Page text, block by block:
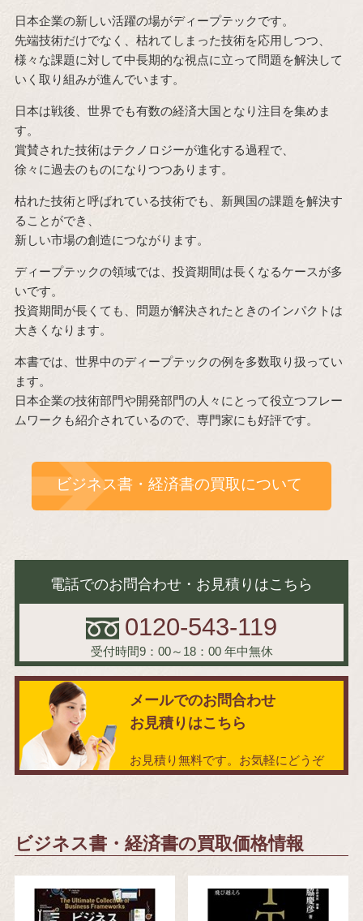
日本企業の新しい活躍の場がディープテックです。
先端技術だけでなく、枯れてしまった技術を応用しつつ、
様々な課題に対して中長期的な視点に立って問題を解決して
いく取り組みが進んでいます。
日本は戦後、世界でも有数の経済大国となり注目を集めま
す。
賞賛された技術はテクノロジーが進化する過程で、
徐々に過去のものになりつつあります。
枯れた技術と呼ばれている技術でも、新興国の課題を解決す
ることができ、
新しい市場の創造につながります。
ディープテックの領域では、投資期間は長くなるケースが多
いです。
投資期間が長くても、問題が解決されたときのインパクトは
大きくなります。
本書では、世界中のディープテックの例を多数取り扱ってい
ます。
日本企業の技術部門や開発部門の人々にとって役立つフレー
ムワークも紹介されているので、専門家にも好評です。
ビジネス書・経済書の買取について
電話でのお問合わせ・お見積りはこちら
0120-543-119
受付時間9：00～18：00 年中無休
メールでのお問合わせ
お見積りはこちら
お見積り無料です。お気軽にどうぞ
ビジネス書・経済書の買取価格情報